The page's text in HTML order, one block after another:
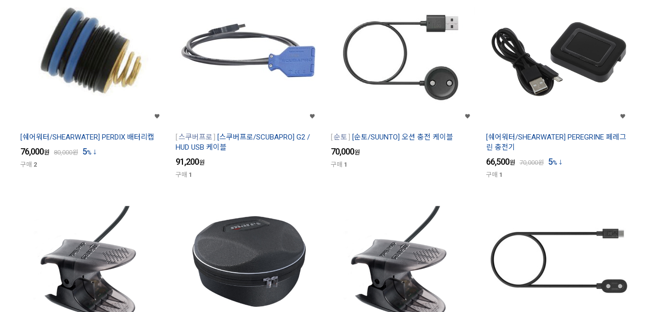
[쉐어워터/SHEARWATER] PERDIX 배터리캡
76,000원 80,000원 5%
구매 2
스쿠버프로
[스쿠버프로/SCUBAPRO] G2 /
HUD USB 케이블
91,200원
구매 1
순토 [순토/SUUNTO] 오션 충전 케이블
70,000원
구매 1
[쉐어워터/SHEARWATER] PEREGRINE 페레그
린 충전기
66,500원 70,000원 5%
구매 1